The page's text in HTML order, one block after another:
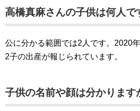
高橋真麻さんの子供は何人で
公に分かる範囲では2人です。2020
2子の出産が報じられています。
子供の名前や顔は分かります